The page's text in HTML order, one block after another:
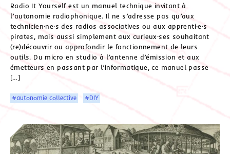
Radio It Yourself est un manuel technique invitant à
l’autonomie radiophonique. Il ne s’adresse pas qu’aux
technicien·ne·s des radios associatives ou aux apprenti·e·s
pirates, mais aussi simplement aux curieux·ses souhaitant
(re)découvrir ou approfondir le fonctionnement de leurs
outils. Du micro en studio à l’antenne d’émission et aux
émetteurs en passant par l’informatique, ce manuel passe
[…]
#autonomie collective #DIY